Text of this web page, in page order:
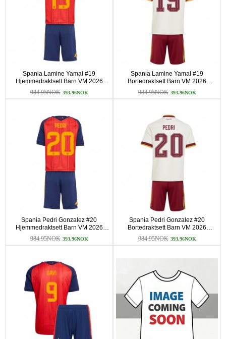
Spania Lamine Yamal #19
Hjemmedraktsett Barn VM 2026
Kortermet (+ korte bukser)
984.95NOK 393.96NOK
Spania Lamine Yamal #19
Bortedraktsett Barn VM 2026
Kortermet (+ korte bukser)
984.95NOK 393.96NOK
Spania Pedri Gonzalez #20
Hjemmedraktsett Barn VM 2026
Kortermet (+ korte bukser)
984.95NOK 393.96NOK
Spania Pedri Gonzalez #20
Bortedraktsett Barn VM 2026
Kortermet (+ korte bukser)
984.95NOK 393.96NOK